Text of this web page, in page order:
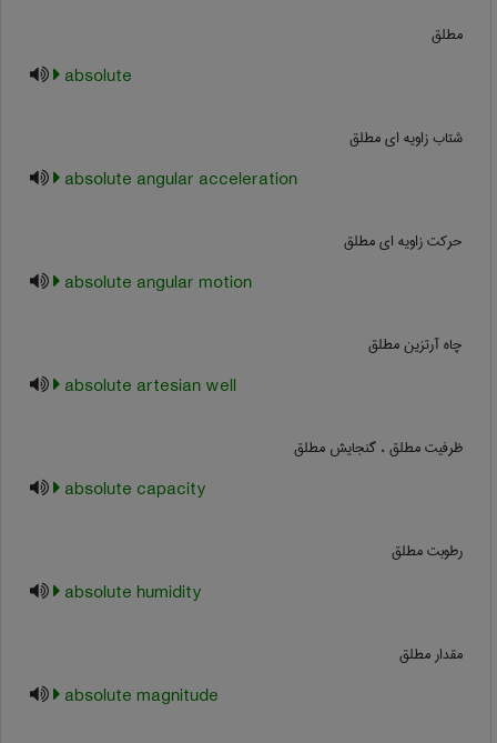
مطلق
absolute
شتاب زاویه ای مطلق
absolute angular acceleration
حرکت زاویه ای مطلق
absolute angular motion
چاه آرتزین مطلق
absolute artesian well
ظرفیت مطلق ، گنجایش مطلق
absolute capacity
رطوبت مطلق
absolute humidity
مقدار مطلق
absolute magnitude